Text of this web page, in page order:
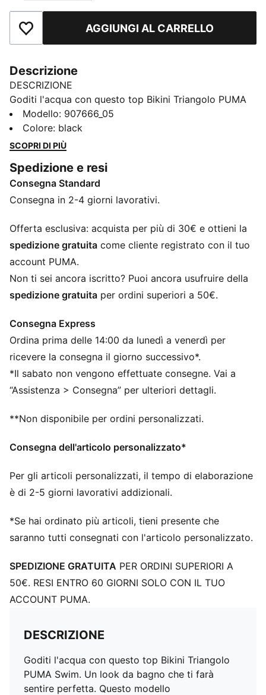
Aggiungi ai PreferitiAGGIUNGI AL CARRELLO
Descrizione
DESCRIZIONE
Goditi l'acqua con questo top Bikini Triangolo PUMA
Swim. Un look da bagno che ti farà sentire perfetta.
Questo modello completamente foderato, regolabile e
senza tempo è un pezzo immancabile per l’estate da
bikini da donna, rifinito con discreti dettagli PUMA.
DETTAGLI
Resistente al cloro per garantire la massima durata del
Coppe estraibili
Tessuto resistente e morbido al tatto
Completamente foderato
Modello: 907666_05
Colore: black
SCOPRI DI PIÙ
Spedizione e resi
Consegna Standard
Consegna in 2-4 giorni lavorativi.
Offerta esclusiva: acquista per più di 30€ e ottieni la
spedizione gratuita come cliente registrato con il tuo
account PUMA.
Non ti sei ancora iscritto? Puoi ancora usufruire della
spedizione gratuita per ordini superiori a 50€.
Consegna Express
Ordina prima delle 14:00 da lunedì a venerdì per
ricevere la consegna il giorno successivo*.
*Il sabato non vengono effettuate consegne. Vai a
“Assistenza > Consegna” per ulteriori dettagli.
**Non disponibile per ordini personalizzati.
Consegna dell'articolo personalizzato*
Per gli articoli personalizzati, il tempo di elaborazione
è di 2-5 giorni lavorativi addizionali.
*Se hai ordinato più articoli, tieni presente che
saranno tutti consegnati con l'articolo personalizzato.
SPEDIZIONE GRATUITA PER ORDINI SUPERIORI A
50€. RESI ENTRO 60 GIORNI SOLO CON IL TUO
ACCOUNT PUMA.
DESCRIZIONE
Goditi l'acqua con questo top Bikini Triangolo
PUMA Swim. Un look da bagno che ti farà
sentire perfetta. Questo modello